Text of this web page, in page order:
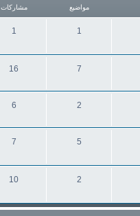
مواضيع مشاركات
1
1
7
16
2
6
5
7
2
10